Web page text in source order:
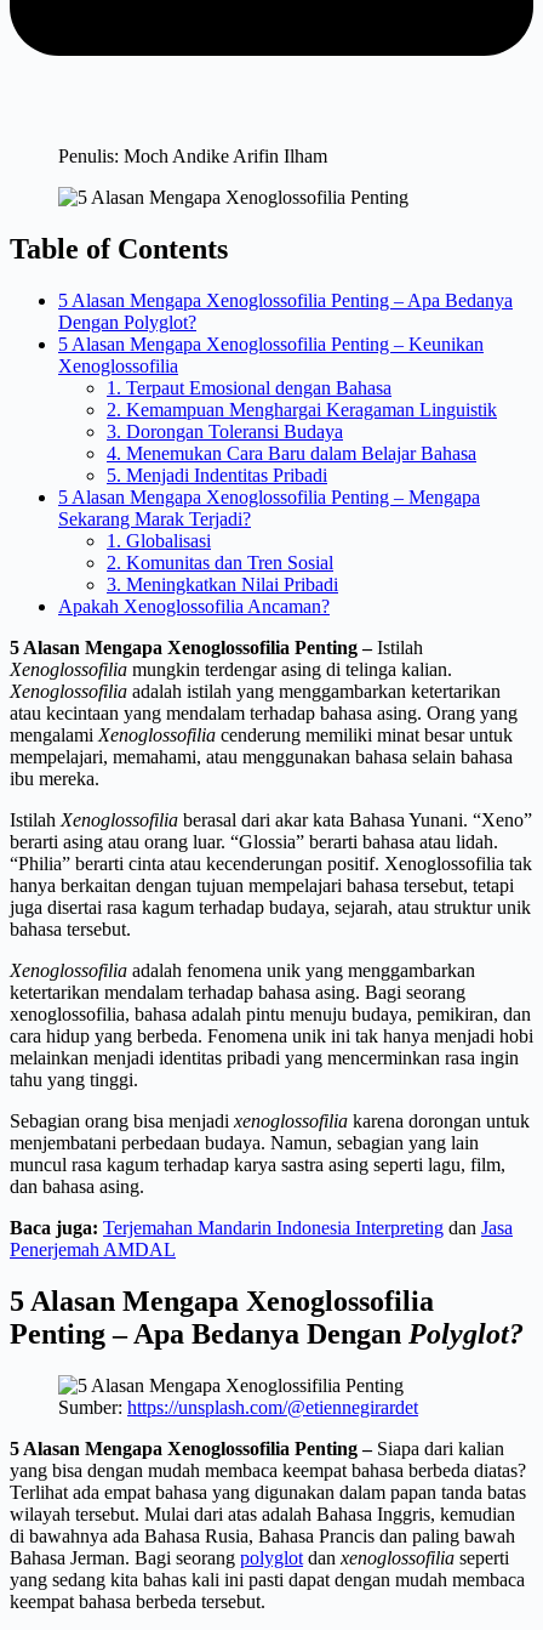
Penulis: Moch Andike Arifin Ilham
Table of Contents
5 Alasan Mengapa Xenoglossofilia Penting – Apa Bedanya
Dengan Polyglot?
5 Alasan Mengapa Xenoglossofilia Penting – Keunikan
Xenoglossofilia
1. Terpaut Emosional dengan Bahasa
2. Kemampuan Menghargai Keragaman Linguistik
3. Dorongan Toleransi Budaya
4. Menemukan Cara Baru dalam Belajar Bahasa
5. Menjadi Indentitas Pribadi
5 Alasan Mengapa Xenoglossofilia Penting – Mengapa
Sekarang Marak Terjadi?
1. Globalisasi
2. Komunitas dan Tren Sosial
3. Meningkatkan Nilai Pribadi
Apakah Xenoglossofilia Ancaman?
5 Alasan Mengapa Xenoglossofilia Penting –Istilah
Xenoglossofilia mungkin terdengar asing di telinga kalian.
Xenoglossofilia adalah istilah yang menggambarkan ketertarikan
atau kecintaan yang mendalam terhadap bahasa asing. Orang yang
mengalami Xenoglossofilia cenderung memiliki minat besar untuk
mempelajari, memahami, atau menggunakan bahasa selain bahasa
ibu mereka.
Istilah Xenoglossofilia berasal dari akar kata Bahasa Yunani. “Xeno”
berarti asing atau orang luar. “Glossia” berarti bahasa atau lidah.
“Philia” berarti cinta atau kecenderungan positif. Xenoglossofilia tak
hanya berkaitan dengan tujuan mempelajari bahasa tersebut, tetapi
juga disertai rasa kagum terhadap budaya, sejarah, atau struktur unik
bahasa tersebut.
Xenoglossofilia adalah fenomena unik yang menggambarkan
ketertarikan mendalam terhadap bahasa asing. Bagi seorang
xenoglossofilia, bahasa adalah pintu menuju budaya, pemikiran, dan
cara hidup yang berbeda. Fenomena unik ini tak hanya menjadi hobi
melainkan menjadi identitas pribadi yang mencerminkan rasa ingin
tahu yang tinggi.
Sebagian orang bisa menjadi xenoglossofilia karena dorongan untuk
menjembatani perbedaan budaya. Namun, sebagian yang lain
muncul rasa kagum terhadap karya sastra asing seperti lagu, film,
dan bahasa asing.
Baca juga: Terjemahan Mandarin Indonesia Interpreting dan Jasa
Penerjemah AMDAL
5 Alasan Mengapa Xenoglossofilia
Penting – Apa Bedanya Dengan Polyglot?
Sumber: https://unsplash.com/@etiennegirardet
5 Alasan Mengapa Xenoglossofilia Penting – Siapa dari kalian
yang bisa dengan mudah membaca keempat bahasa berbeda diatas?
Terlihat ada empat bahasa yang digunakan dalam papan tanda batas
wilayah tersebut. Mulai dari atas adalah Bahasa Inggris, kemudian
di bawahnya ada Bahasa Rusia, Bahasa Prancis dan paling bawah
Bahasa Jerman. Bagi seorang polyglot dan xenoglossofilia seperti
yang sedang kita bahas kali ini pasti dapat dengan mudah membaca
keempat bahasa berbeda tersebut.